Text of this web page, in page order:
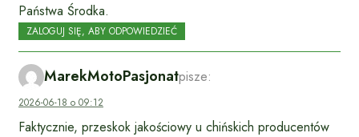
Państwa Środka.
ZALOGUJ SIĘ, ABY ODPOWIEDZIEĆ
MarekMotoPasjonatpisze:
2026-06-18 o 09:12
Faktycznie, przeskok jakościowy u chińskich producentów